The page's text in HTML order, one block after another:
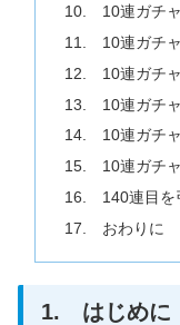
10. 10連ガチ
11. 10連ガチ
12. 10連ガチ
13. 10連ガチ
14. 10連ガチ
15. 10連ガチ
16. 140連目を
17. おわりに
1. はじめに